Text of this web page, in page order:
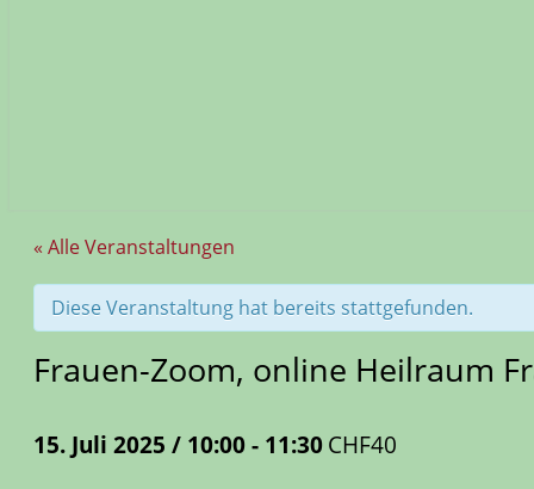
« Alle Veranstaltungen
Diese Veranstaltung hat bereits stattgefunden.
Frauen-Zoom, online Heilraum
15. Juli 2025 / 10:00- 11:30CHF40